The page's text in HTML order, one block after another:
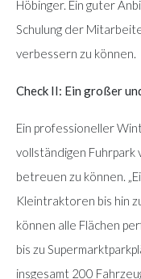
Höbinger. Ein guter
Schulung der
verbessern zu können.
Check II: Ein großer
Ein professioneller
vollständigen
betreuen zu können.
Kleintraktoren bis hin
können alle Flächen
bis zu
insgesamt 200